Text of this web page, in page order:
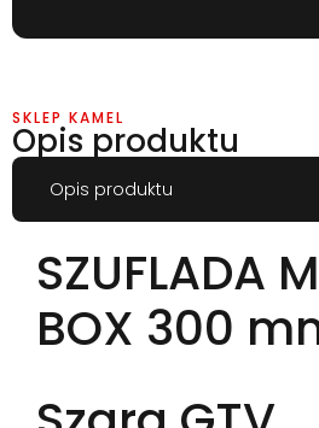
SKLEP KAMEL
Opis produktu
Opis produktu
SZUFLADA
BOX 300